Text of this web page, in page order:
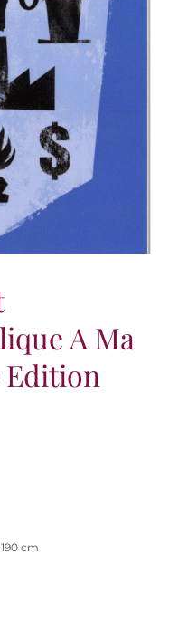
A Ma
Edition
cm